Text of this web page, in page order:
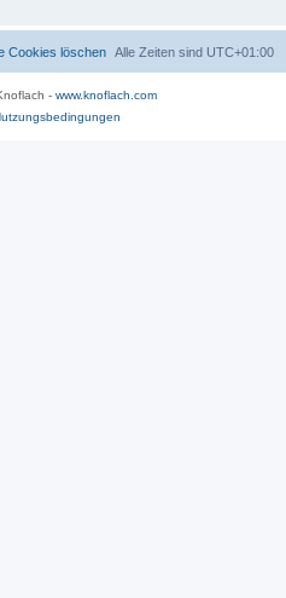
Alle Zeiten sind UTC+01:00
Cookies löschen
- www.knoflach.com